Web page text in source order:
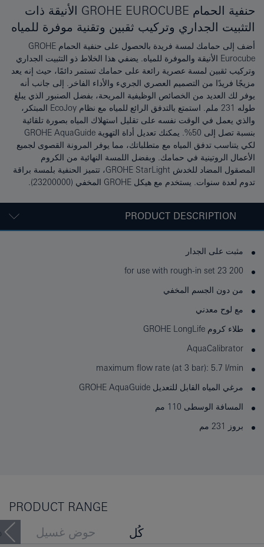
حنفية الحمام GROHE EUROCUBE الأنيقة ذات
التثبيت الجداري وتركيب ثقبين وتقنية موفرة للمياه
أضف إلى حمامك لمسة فريدة بالحصول على حنفية الحمام GROHE
Eurocube الأنيقة والموفرة للمياه. يضفي هذا الخلاط ذو التثبيت الجداري
وتركيب ثقبين لمسة عصرية رائعة على حمامك تستمر دائمًا، حيث إنه يعد
مزيجًا فريدًا من التصميم العصري الجريء والأداء الفاخر. إلى جانب أنه
يوفر لك العديد من الخصائص الوظيفية المريحة، بفضل الصنبور الذي يبلغ
طوله 231 ملم. استمتع بالتدفق الرائع للمياه مع نظام EcoJoy المبتكر،
والذي يعمل في الوقت نفسه على تقليل استهلاك المياه بصورة تلقائية
بنسبة تصل إلى 50%. يمكنك تعديل أداة التهوية GROHE AquaGuide
لكي يتناسب تدفق المياه مع متطلباتك، مما يوفر المرونة القصوى لجميع
الأعمال الروتينية في حمامك. وبفضل اللمسة النهائية من الكروم
المصقول المضاد للخدش GROHE StarLight، تتميز الحنفية بلمسة براقة
تدوم لعدة سنوات. يستخدم مع هيكل GROHE المخفي (23200000).
PRODUCT DESCRIPTION
مثبت على الجدار
for use with rough-in set 23 200
من دون الجسم المخفي
مع لوح معدني
طلاء كروم GROHE LongLife
AquaCalibrator
maximum flow rate (at 3 bar): 5.7 l/min
مرغي المياه القابل للتعديل GROHE AquaGuide
المسافة الوسطى 110 مم
بروز 231 مم
PRODUCT RANGE
كُل حوض غسيل